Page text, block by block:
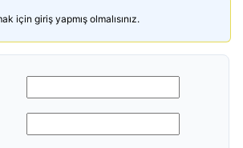
için giriş yapmış olmalısınız.